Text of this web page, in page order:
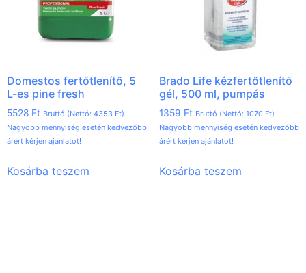
Domestos fertőtlenítő, 5
L-es pine fresh
5528 Ft Bruttó (Nettó: 4353 Ft)
Nagyobb mennyiség esetén kedvezőbb
árért kérjen ajánlatot!
Kosárba teszem
Brado Life kézfertőtlenítő
gél, 500 ml, pumpás
1359 Ft Bruttó (Nettó: 1070 Ft)
Nagyobb mennyiség esetén kedvezőbb
árért kérjen ajánlatot!
Kosárba teszem